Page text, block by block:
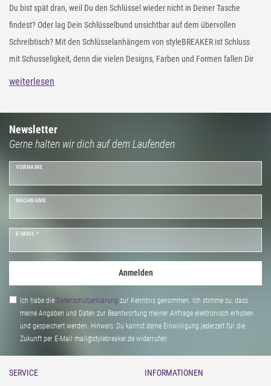
Du bist spät dran, weil Du den Schlüssel wieder nicht in Deiner Tasche
findest? Oder lag Dein Schlüsselbund unsichtbar auf dem übervollen
Schreibtisch? Mit den Schlüsselanhängern von styleBREAKER ist Schluss
mit Schusseligkeit, denn die vielen Designs, Farben und Formen fallen Dir
sofort ins Auge oder in die Hand: Wähle einen coolen Schlüsselanhänger
das Schlüsselchen für Dein Tagebuch ziert ein verspielter
Schlüsselanhänger mit Traumfänger und weichen Federn.
weiterlesen
Newsletter
Gerne halten wir dich auf dem Laufenden
VORNAME
NACHNAME
E-MAIL *
Anmelden
Ich habe die Daten­schutz­erklärung zur Kenntnis genommen. Ich stimme zu, dass
meine Angaben und Daten zur Beantwortung meiner Anfrage elektronisch erhoben
und gespeichert werden. Hinweis: Du kannst deine Einwilligung jederzeit für die
Zukunft per E-Mail mail@stylebreaker.de widerrufen
SERVICE
INFORMATIONEN